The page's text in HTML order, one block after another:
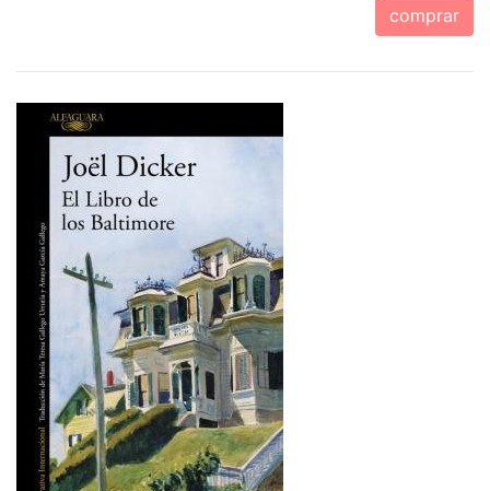
comprar